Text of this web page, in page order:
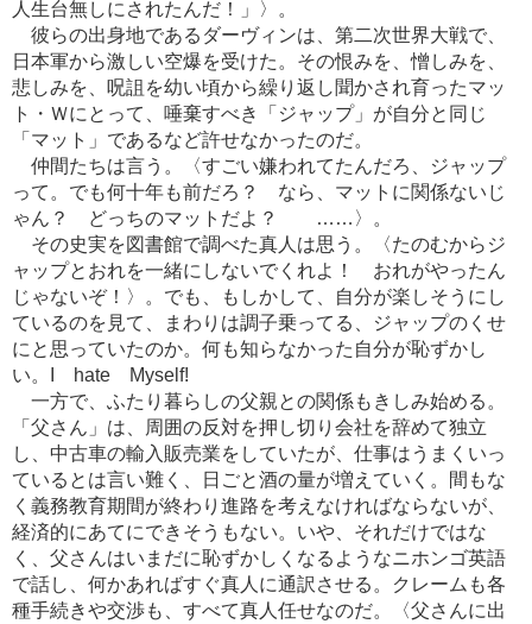
人生台無しにされたんだ！」〉。
彼らの出身地であるダーヴィンは、第二次世界大戦で、
日本軍から激しい空爆を受けた。その恨みを、憎しみを、
悲しみを、呪詛を幼い頃から繰り返し聞かされ育ったマッ
ト・Ｗにとって、唾棄すべき「ジャップ」が自分と同じ
「マット」であるなど許せなかったのだ。
仲間たちは言う。〈すごい嫌われてたんだろ、ジャップ
って。でも何十年も前だろ？ なら、マットに関係ないじ
ゃん？ どっちのマットだよ？ ……〉。
その史実を図書館で調べた真人は思う。〈たのむからジ
ャップとおれを一緒にしないでくれよ！ おれがやったん
じゃないぞ！〉。でも、もしかして、自分が楽しそうにし
ているのを見て、まわりは調子乗ってる、ジャップのくせ
にと思っていたのか。何も知らなかった自分が恥ずかし
い。I hate Myself!
一方で、ふたり暮らしの父親との関係もきしみ始める。
「父さん」は、周囲の反対を押し切り会社を辞めて独立
し、中古車の輸入販売業をしていたが、仕事はうまくいっ
ているとは言い難く、日ごと酒の量が増えていく。間もな
く義務教育期間が終わり進路を考えなければならないが、
経済的にあてにできそうもない。いや、それだけではな
く、父さんはいまだに恥ずかしくなるようなニホンゴ英語
で話し、何かあればすぐ真人に通訳させる。クレームも各
種手続きや交渉も、すべて真人任せなのだ。〈父さんに出